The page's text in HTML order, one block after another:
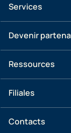
Services
Devenir
Ressources
Filiales
Contacts